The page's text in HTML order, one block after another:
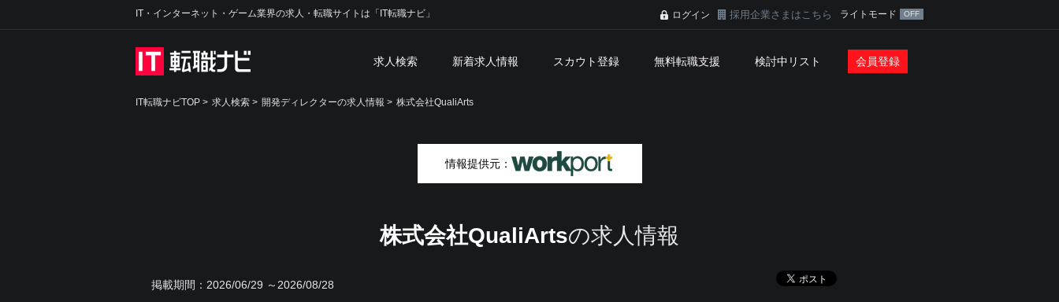
IT・インターネット・ゲーム業界の求人・転職サイトは「IT転職ナビ」 ログイン 採用企業さまはこちら ライトモード
求人検索 新着求人情報 スカウト登録 無料転職支援 検討中リスト 会員登録
IT転職ナビTOP > 求人検索 > 開発ディレクターの求人情報 > 株式会社QualiArts
情報提供元：
株式会社QualiArtsの求人情報
掲載期間： 2026/06/29 ～2026/08/28